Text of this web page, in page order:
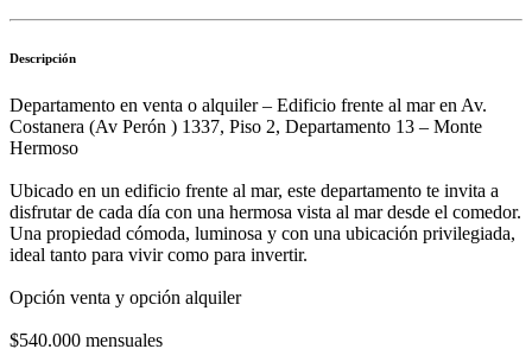
Descripción
Departamento en venta o alquiler – Edificio frente al mar en Av.
Costanera (Av Perón ) 1337, Piso 2, Departamento 13 – Monte
Hermoso
Ubicado en un edificio frente al mar, este departamento te invita a
disfrutar de cada día con una hermosa vista al mar desde el comedor.
Una propiedad cómoda, luminosa y con una ubicación privilegiada,
ideal tanto para vivir como para invertir.
Opción venta y opción alquiler
$540.000 mensuales